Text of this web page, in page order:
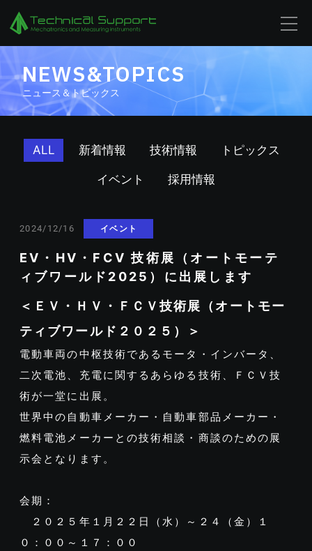
NEWS&TOPICS
ニュース＆トピックス
ALL 新着情報 技術情報 トピックス
イベント 採用情報
2024/12/16 イベント
EV・HV・FCV 技術展（オートモーテ
ィブワールド2025）に出展します
＜ＥＶ・ＨＶ・ＦＣＶ技術展（オートモー
ティブワールド２０２５）＞
電動車両の中枢技術であるモータ・インバータ、
二次電池、充電に関するあらゆる技術、ＦＣＶ技
術が一堂に出展。
世界中の自動車メーカー・自動車部品メーカー・
燃料電池メーカーとの技術相談・商談のための展
示会となります。
会期：
２０２５年１月２２日（水）～２４（金）１
０：００～１７：００